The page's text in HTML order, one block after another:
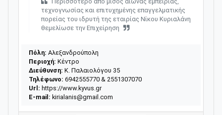
τεχνογνωσίας και επιτυχημένης επαγγελματικής
πορείας του ιδρυτή της εταιρίας Νίκου Κυριαλάνη
θεμελίωσε την Επιχείρηση
Πόλη: Αλεξανδρούπολη
Περιοχή: Κέντρο
Διεύθυνση: Κ. Παλαιoλόγου 35
Τηλέφωνο: 6942555770 & 2551307070
Url: https://www.kyvus.gr
E-mail: kirialanis@gmail.com